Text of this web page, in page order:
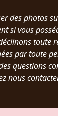
des photos
si vous
toute
par toute
questions
nous